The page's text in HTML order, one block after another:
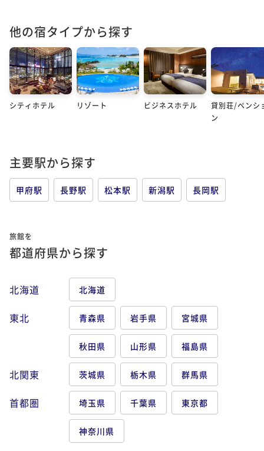
他の宿タイプから探す
シティホテル リゾート ビジネスホテル
貸別荘/ペンシ
ン
主要駅から探す
甲府駅 長野駅 松本駅 新潟駅 長岡駅
旅館を
都道府県から探す
北海道 北海道
東北 青森県 岩手県 宮城県
秋田県 山形県 福島県
北関東 茨城県 栃木県 群馬県
首都圏 埼玉県 千葉県 東京都
神奈川県